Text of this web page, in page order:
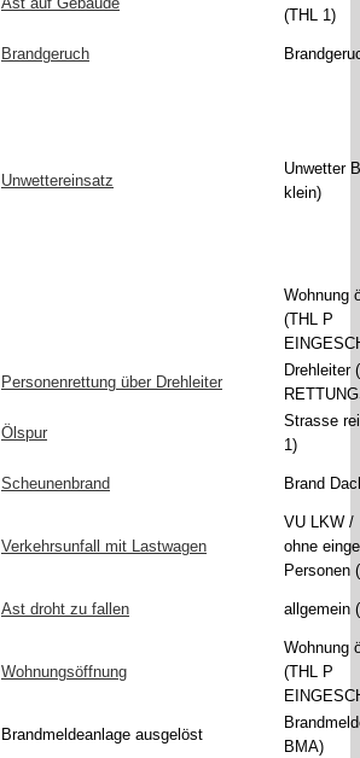
(THL 1)
Brandgeruch
Unwettereinsatz
Unwetter
klein)
Wohnung
(THL P
Personenrettung über Drehleiter
Drehleiter
Ölspur
Strasse
1)
Scheunenbrand Brand
Verkehrsunfall mit Lastwagen
VU LKW /
ohne
Personen
Ast droht zu fallen allgemein
Wohnungsöffnung
Wohnung
(THL P
Brandmeldeanlage ausgelöst
BMA)